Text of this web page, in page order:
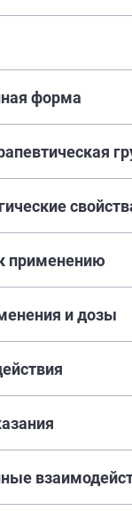
форма
применению
и дозы